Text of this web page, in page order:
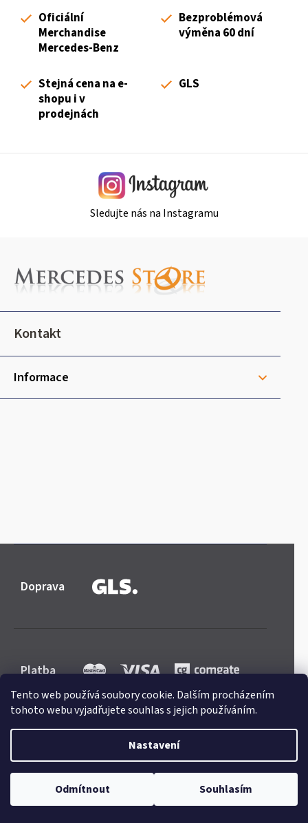
Tento web používá soubory cookie. Dalším procházením
tohoto webu vyjadřujete souhlas s jejich používáním.
Nastavení
Odmítnout Souhlasím
i
s
u
Oficiální
Merchandise
Mercedes-Benz
Bezproblémová
výměna 60 dní
Stejná cena na e-
shopu i v
prodejnách
GLS
Sledujte nás na Instagramu
a
í
Kontakt
Informace
Doprava
Platba
Shoptet |mime digital
Copyright 2026Mercedes-store.com. Všechna práva
vyhrazena.
Upravit nastavení cookies